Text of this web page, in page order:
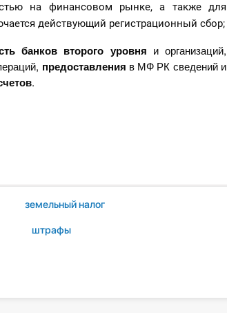
на финансовом рынке, а также для
действующий регистрационный сбор;
банков второго уровня и организаций,
предоставления в МФ РК сведений и
.
земельный налог
штрафы